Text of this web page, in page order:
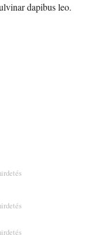
dapibus leo.